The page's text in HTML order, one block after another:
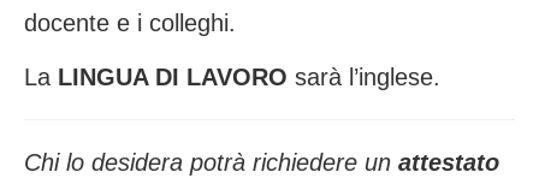
docente e i colleghi.
La LINGUA DI LAVORO sarà l’inglese.
Chi lo desidera potrà richiedere un attestato